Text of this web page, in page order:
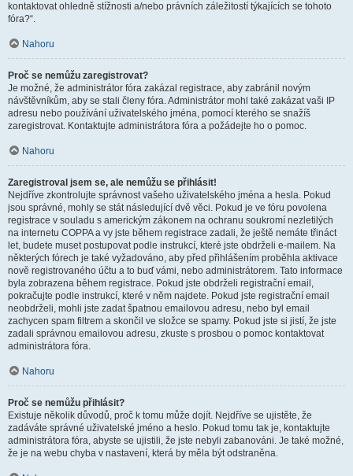
kontaktovat ohledně stížnosti a/nebo právních záležitostí týkajících se tohoto
fóra?“.
Nahoru
Proč se nemůžu zaregistrovat?
Je možné, že administrátor fóra zakázal registrace, aby zabránil novým
návštěvníkům, aby se stali členy fóra. Administrátor mohl také zakázat vaši IP
adresu nebo používání uživatelského jména, pomocí kterého se snažíš
zaregistrovat. Kontaktujte administrátora fóra a požádejte ho o pomoc.
Nahoru
Zaregistroval jsem se, ale nemůžu se přihlásit!
Nejdříve zkontrolujte správnost vašeho uživatelského jména a hesla. Pokud
jsou správné, mohly se stát následující dvě věci. Pokud je ve fóru povolena
registrace v souladu s americkým zákonem na ochranu soukromí nezletilých
na internetu COPPA a vy jste během registrace zadali, že ještě nemáte třináct
let, budete muset postupovat podle instrukcí, které jste obdrželi e-mailem. Na
některých fórech je také vyžadováno, aby před přihlášením proběhla aktivace
nově registrovaného účtu a to buď vámi, nebo administrátorem. Tato informace
byla zobrazena během registrace. Pokud jste obdrželi registrační email,
pokračujte podle instrukcí, které v něm najdete. Pokud jste registrační email
neobdrželi, mohli jste zadat špatnou emailovou adresu, nebo byl email
zachycen spam filtrem a skončil ve složce se spamy. Pokud jste si jistí, že jste
zadali správnou emailovou adresu, zkuste s prosbou o pomoc kontaktovat
administrátora fóra.
Nahoru
Proč se nemůžu přihlásit?
Existuje několik důvodů, proč k tomu může dojít. Nejdříve se ujistěte, že
zadáváte správné uživatelské jméno a heslo. Pokud tomu tak je, kontaktujte
administrátora fóra, abyste se ujistili, že jste nebyli zabanováni. Je také možné,
že je na webu chyba v nastavení, která by měla být odstraněna.